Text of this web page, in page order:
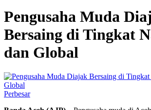
Pengusaha Muda
Bersaing di Tingkat
dan Global
Perbesar